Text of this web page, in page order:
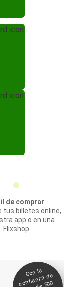
de comprar
tus billetes online,
app o en una
Flixshop
Con la
confianza de